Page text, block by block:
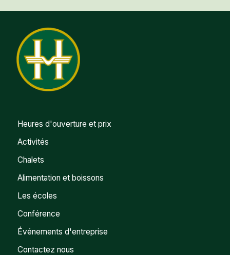
Heures d'ouverture et prix
Activités
Chalets
Alimentation et boissons
Les écoles
Conférence
Événements d'entreprise
Contactez nous